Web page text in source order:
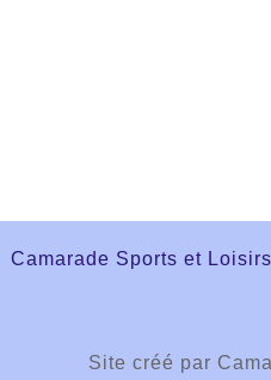
Camarade Sports et Loisirs